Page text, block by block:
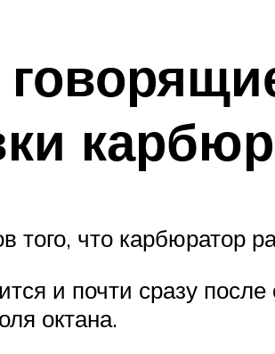
того, что карбюратор
и почти сразу
октана.